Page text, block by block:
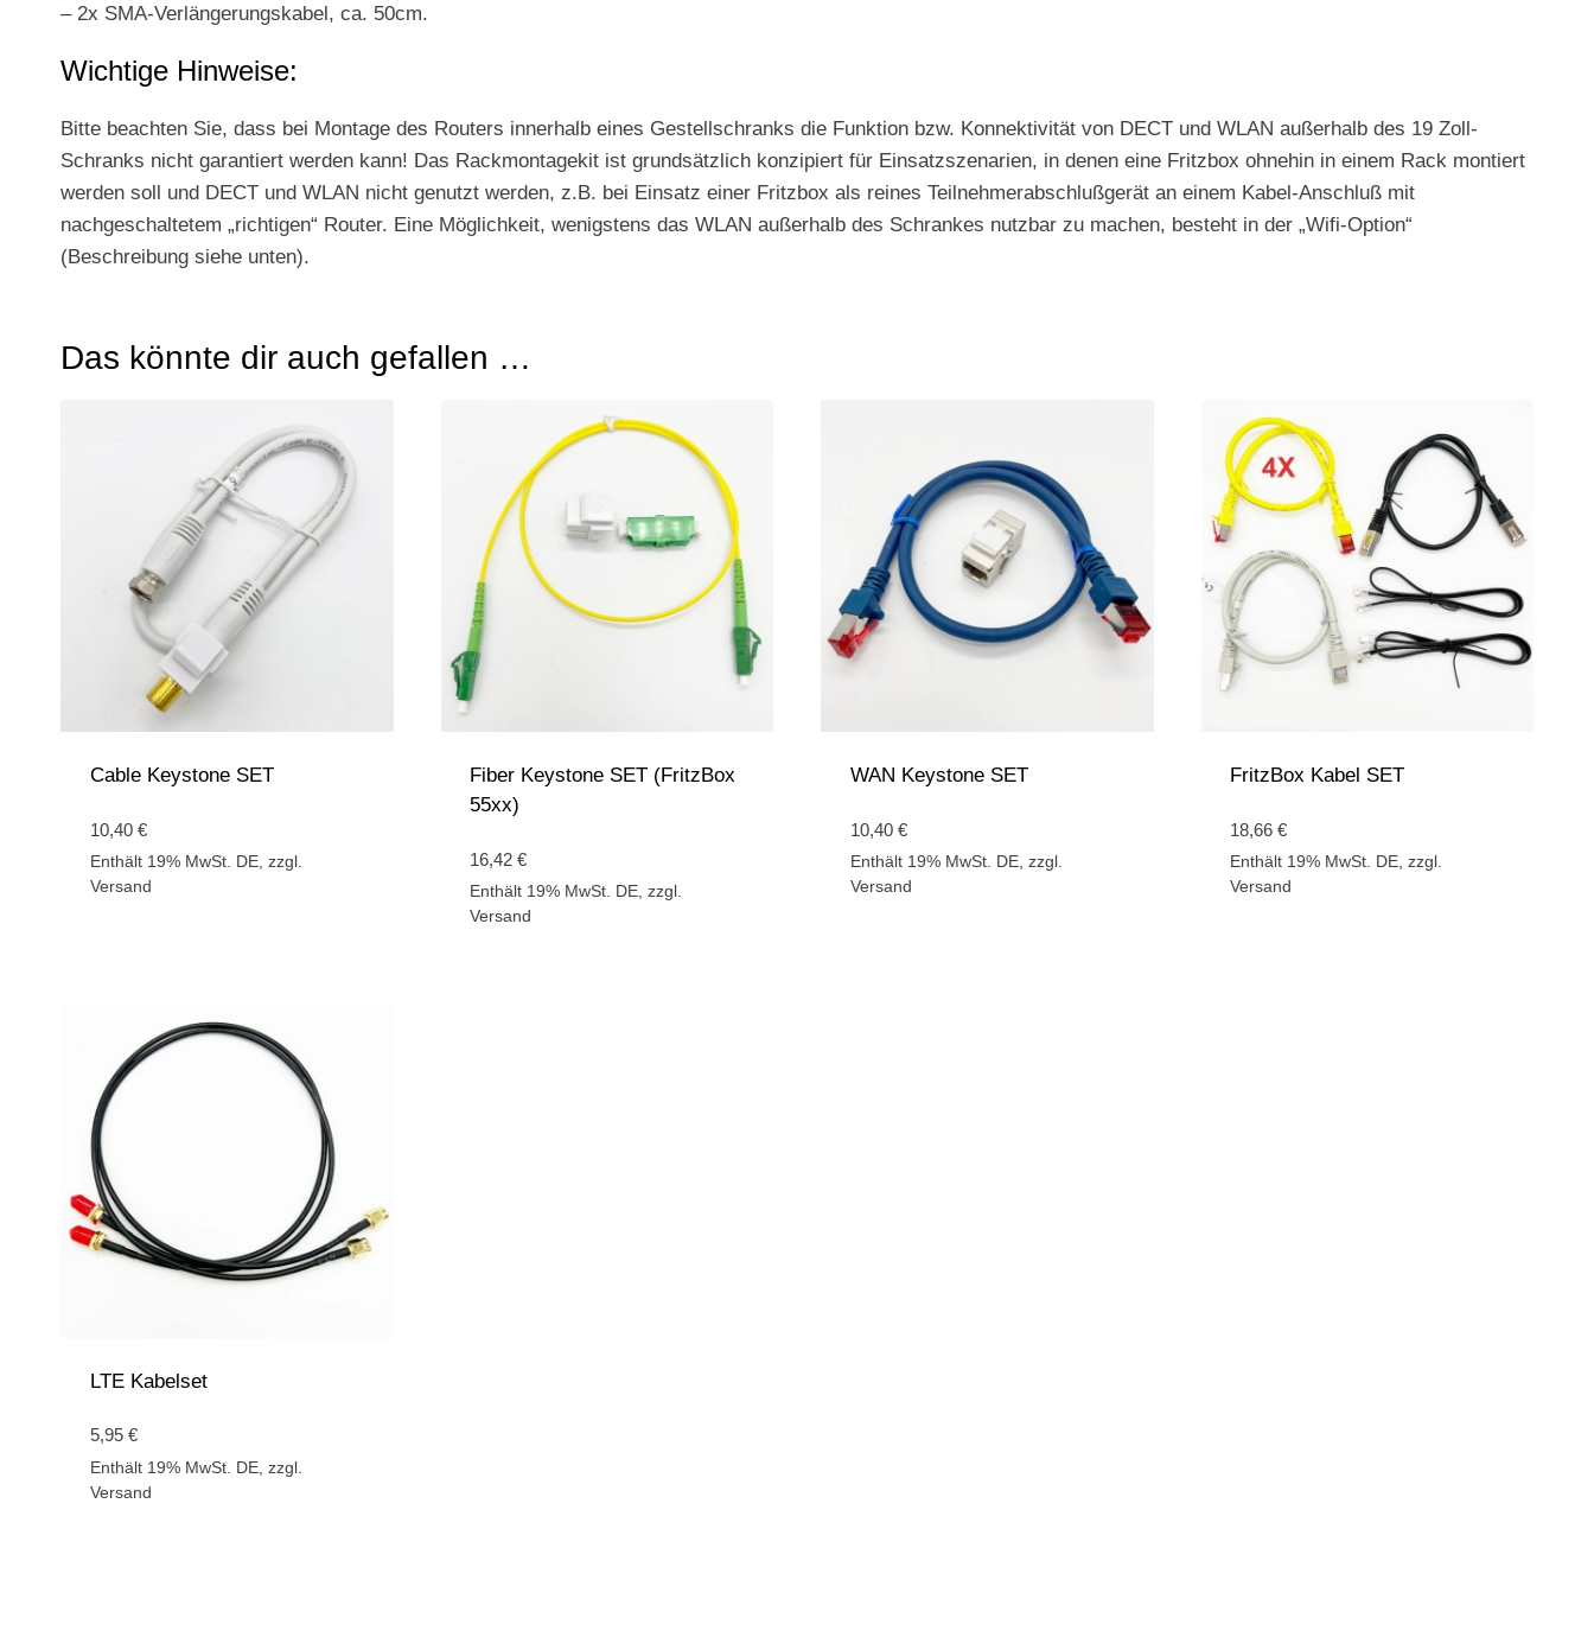
– 2x SMA-Verlängerungskabel, ca. 50cm.
Wichtige Hinweise:
Bitte beachten Sie, dass bei Montage des Routers innerhalb eines Gestellschranks die Funktion bzw. Konnektivität von DECT und WLAN außerhalb des 19 Zoll-
Schranks nicht garantiert werden kann! Das Rackmontagekit ist grundsätzlich konzipiert für Einsatzszenarien, in denen eine Fritzbox ohnehin in einem Rack montiert
werden soll und DECT und WLAN nicht genutzt werden, z.B. bei Einsatz einer Fritzbox als reines Teilnehmerabschlußgerät an einem Kabel-Anschluß mit
nachgeschaltetem „richtigen“ Router. Eine Möglichkeit, wenigstens das WLAN außerhalb des Schrankes nutzbar zu machen, besteht in der „Wifi-Option“
(Beschreibung siehe unten).
Das könnte dir auch gefallen …
Cable Keystone SET
10,40 €
Enthält 19% MwSt. DE, zzgl.
Versand
Fiber Keystone SET (FritzBox
55xx)
16,42 €
Enthält 19% MwSt. DE, zzgl.
Versand
WAN Keystone SET
10,40 €
Enthält 19% MwSt. DE, zzgl.
Versand
FritzBox Kabel SET
18,66 €
Enthält 19% MwSt. DE, zzgl.
Versand
LTE Kabelset
5,95 €
Enthält 19% MwSt. DE, zzgl.
Versand